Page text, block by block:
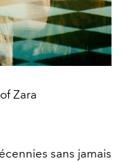
Zara
sans jamais